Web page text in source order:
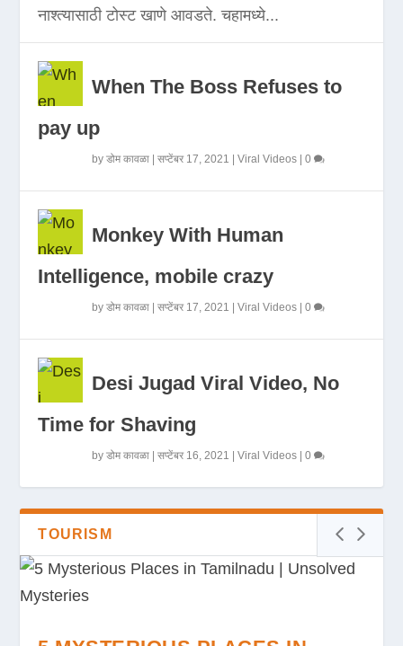
नाश्त्यासाठी टोस्ट खाणे आवडते. चहामध्ये...
When The Boss Refuses to
pay up
byडोम कावळा |सप्टेंबर 17, 2021 |Viral Videos |0
Monkey With Human
Intelligence, mobile crazy
byडोम कावळा |सप्टेंबर 17, 2021 |Viral Videos |0
Desi Jugad Viral Video, No
Time for Shaving
byडोम कावळा |सप्टेंबर 16, 2021 |Viral Videos |0
TOURISM